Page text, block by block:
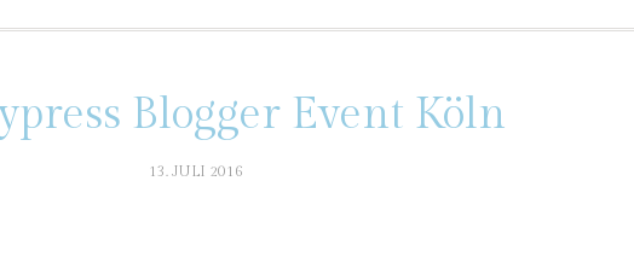
Blogger Event Köln
13. JULI 2016